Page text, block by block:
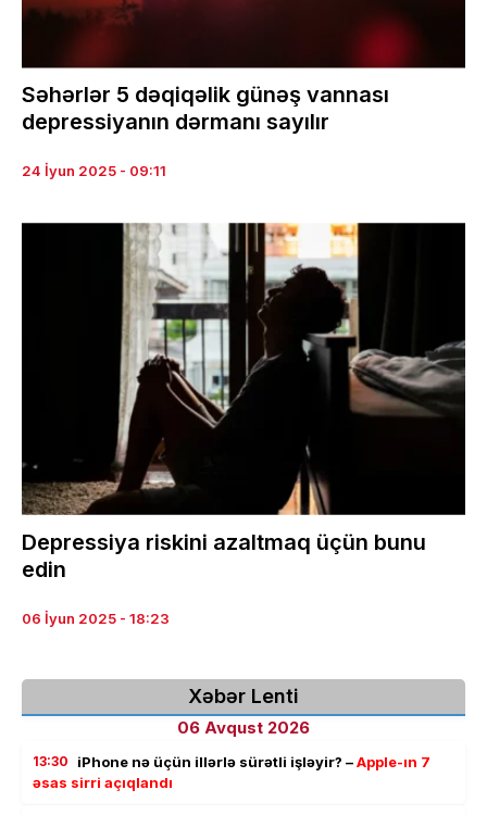
Səhərlər 5 dəqiqəlik günəş vannası
depressiyanın dərmanı sayılır
24 İyun 2025 - 09:11
Depressiya riskini azaltmaq üçün bunu
edin
06 İyun 2025 - 18:23
Xəbər Lenti
06 Avqust 2026
13:30 iPhone nə üçün illərlə sürətli işləyir? –Apple-ın 7
əsas sirri açıqlandı